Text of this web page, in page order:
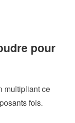
pour
multipliant ce
fois.